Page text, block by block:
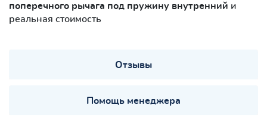
поперечного рычага под пружину внутренний и
реальная стоимость
Отзывы
Помощь менеджера